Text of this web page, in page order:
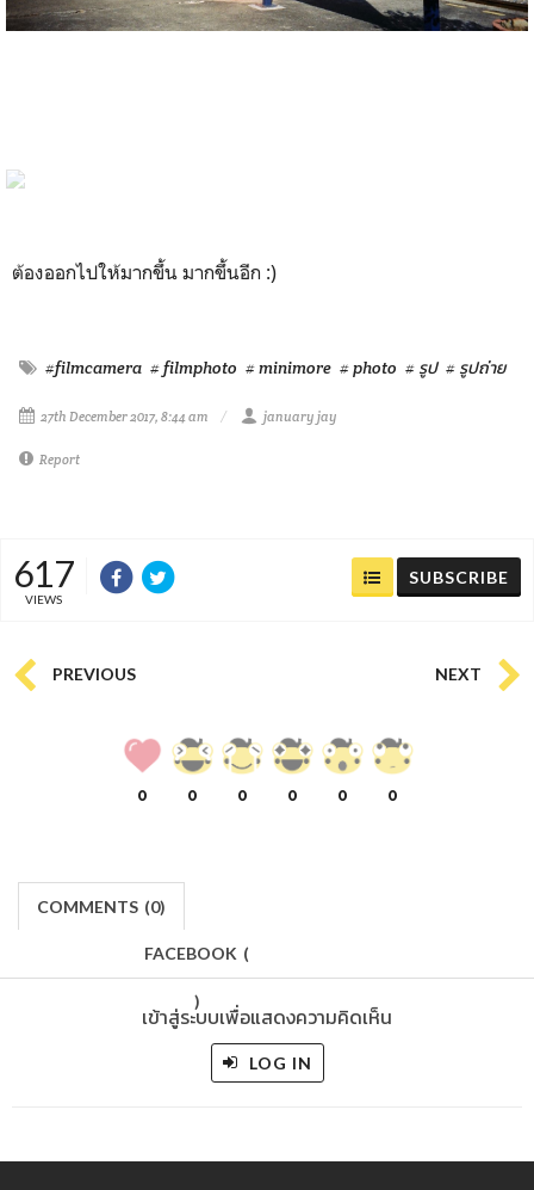
ต้องออกไปให้มากขึ้น มากขึ้นอีก :)
#filmcamera # filmphoto # minimore # photo # รูป # รูปถ่าย
27th December 2017, 8:44 am january jay
Report
617
VIEWS
SUBSCRIBE
PREVIOUS NEXT
0 0 0 0 0 0
COMMENTS (0)
FACEBOOK (
)
เข้าสู่ระบบเพื่อแสดงความคิดเห็น
LOG IN